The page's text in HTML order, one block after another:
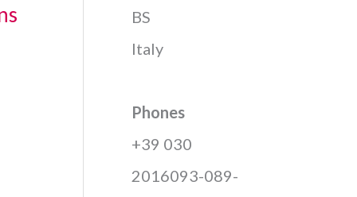
BS
Italy
Phones
+39 030
2016093-089-